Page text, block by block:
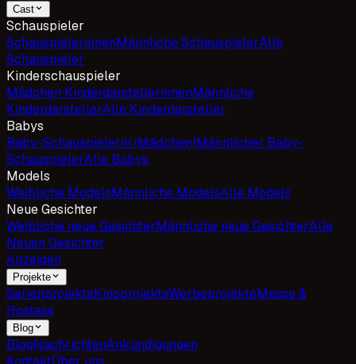
Cast
Schauspieler
SchauspielerinnenMännliche SchauspielerAlle
Schauspieler
Kinderschauspieler
Mädchen KinderdarstellerinnenMännliche
KinderdarstellerAlle Kinderdarsteller
Babys
Baby-Schauspielerin (Mädchen)Männlicher Baby-
SchauspielerAlle Babys
Models
Weibliche ModelsMännliche ModelsAlle Models
Neue Gesichter
Weibliche neue GesichterMännliche neue GesichterAlle
Neuen Gesichter
Anzeigen
Projekte
SerienprojekteKinoprojekteWerbeprojekteMesse &
Hostess
Blog
BlogNachrichtenAnkündigungen